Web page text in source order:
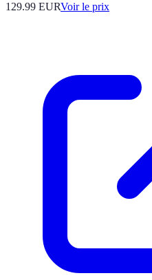
129.99 EURVoir le prix